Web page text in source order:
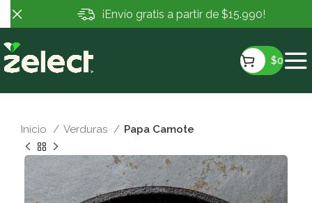
$0
Inicio Verduras Papa Camote
¡Envío gratis a partir de $15.990!